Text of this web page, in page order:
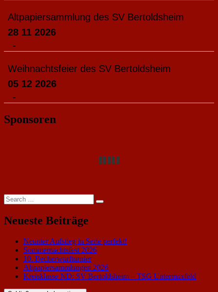
Altpapiersammlung des SV Bertoldsheim
28 11 2026
-
Weihnachtsfeier des SV Bertoldsheim
05 12 2026
-
Sponsoren
Search
for:
Search
Neueste Beiträge
Neunter Aufstieg in Serie perfekt!
Sommernachtsfest 2026
10. Becherwurfturnier
Altpapiersammlungen 2026
Kreisklasse ND: SV Bertoldsheim – TSG Untermaxfeld